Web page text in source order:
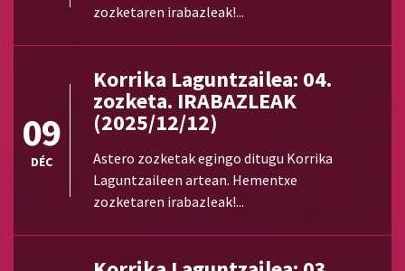
zozketaren irabazleak!...
09
DÉC
Korrika Laguntzailea: 04.
zozketa. IRABAZLEAK
(2025/12/12)
Astero zozketak egingo ditugu Korrika
Laguntzaileen artean. Hementxe
zozketaren irabazleak!...